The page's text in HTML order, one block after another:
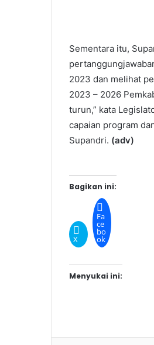
Sementara itu,
2023 dan melihat
2023 – 2026
turun,” kata
capaian program
Supandri. (adv)
Bagikan ini:
X
Fa
ce
bo
ok
Menyukai ini: